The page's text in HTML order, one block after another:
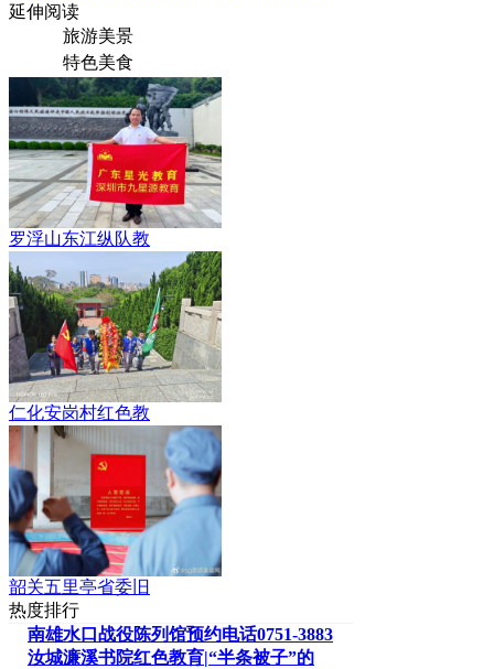
延伸阅读
旅游美景
特色美食
罗浮山东江纵队教
仁化安岗村红色教
韶关五里亭省委旧
热度排行
南雄水口战役陈列馆预约电话0751-3883
汝城濂溪书院红色教育|“半条被子”的